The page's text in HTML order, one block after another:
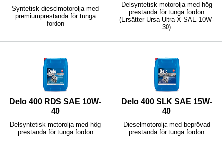
Syntetisk dieselmotorolja med
premiumprestanda för tunga
fordon
Delsyntetisk motorolja med hög
prestanda för tunga fordon
(Ersätter Ursa Ultra X SAE 10W-
30)
Delo 400 RDS SAE 10W-
40
Delsyntetisk motorolja med hög
prestanda för tunga fordon
Delo 400 SLK SAE 15W-
40
Dieselmotorolja med beprövad
prestanda för tunga fordon